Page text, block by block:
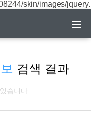
skin/images/
검색 결과
습니다.